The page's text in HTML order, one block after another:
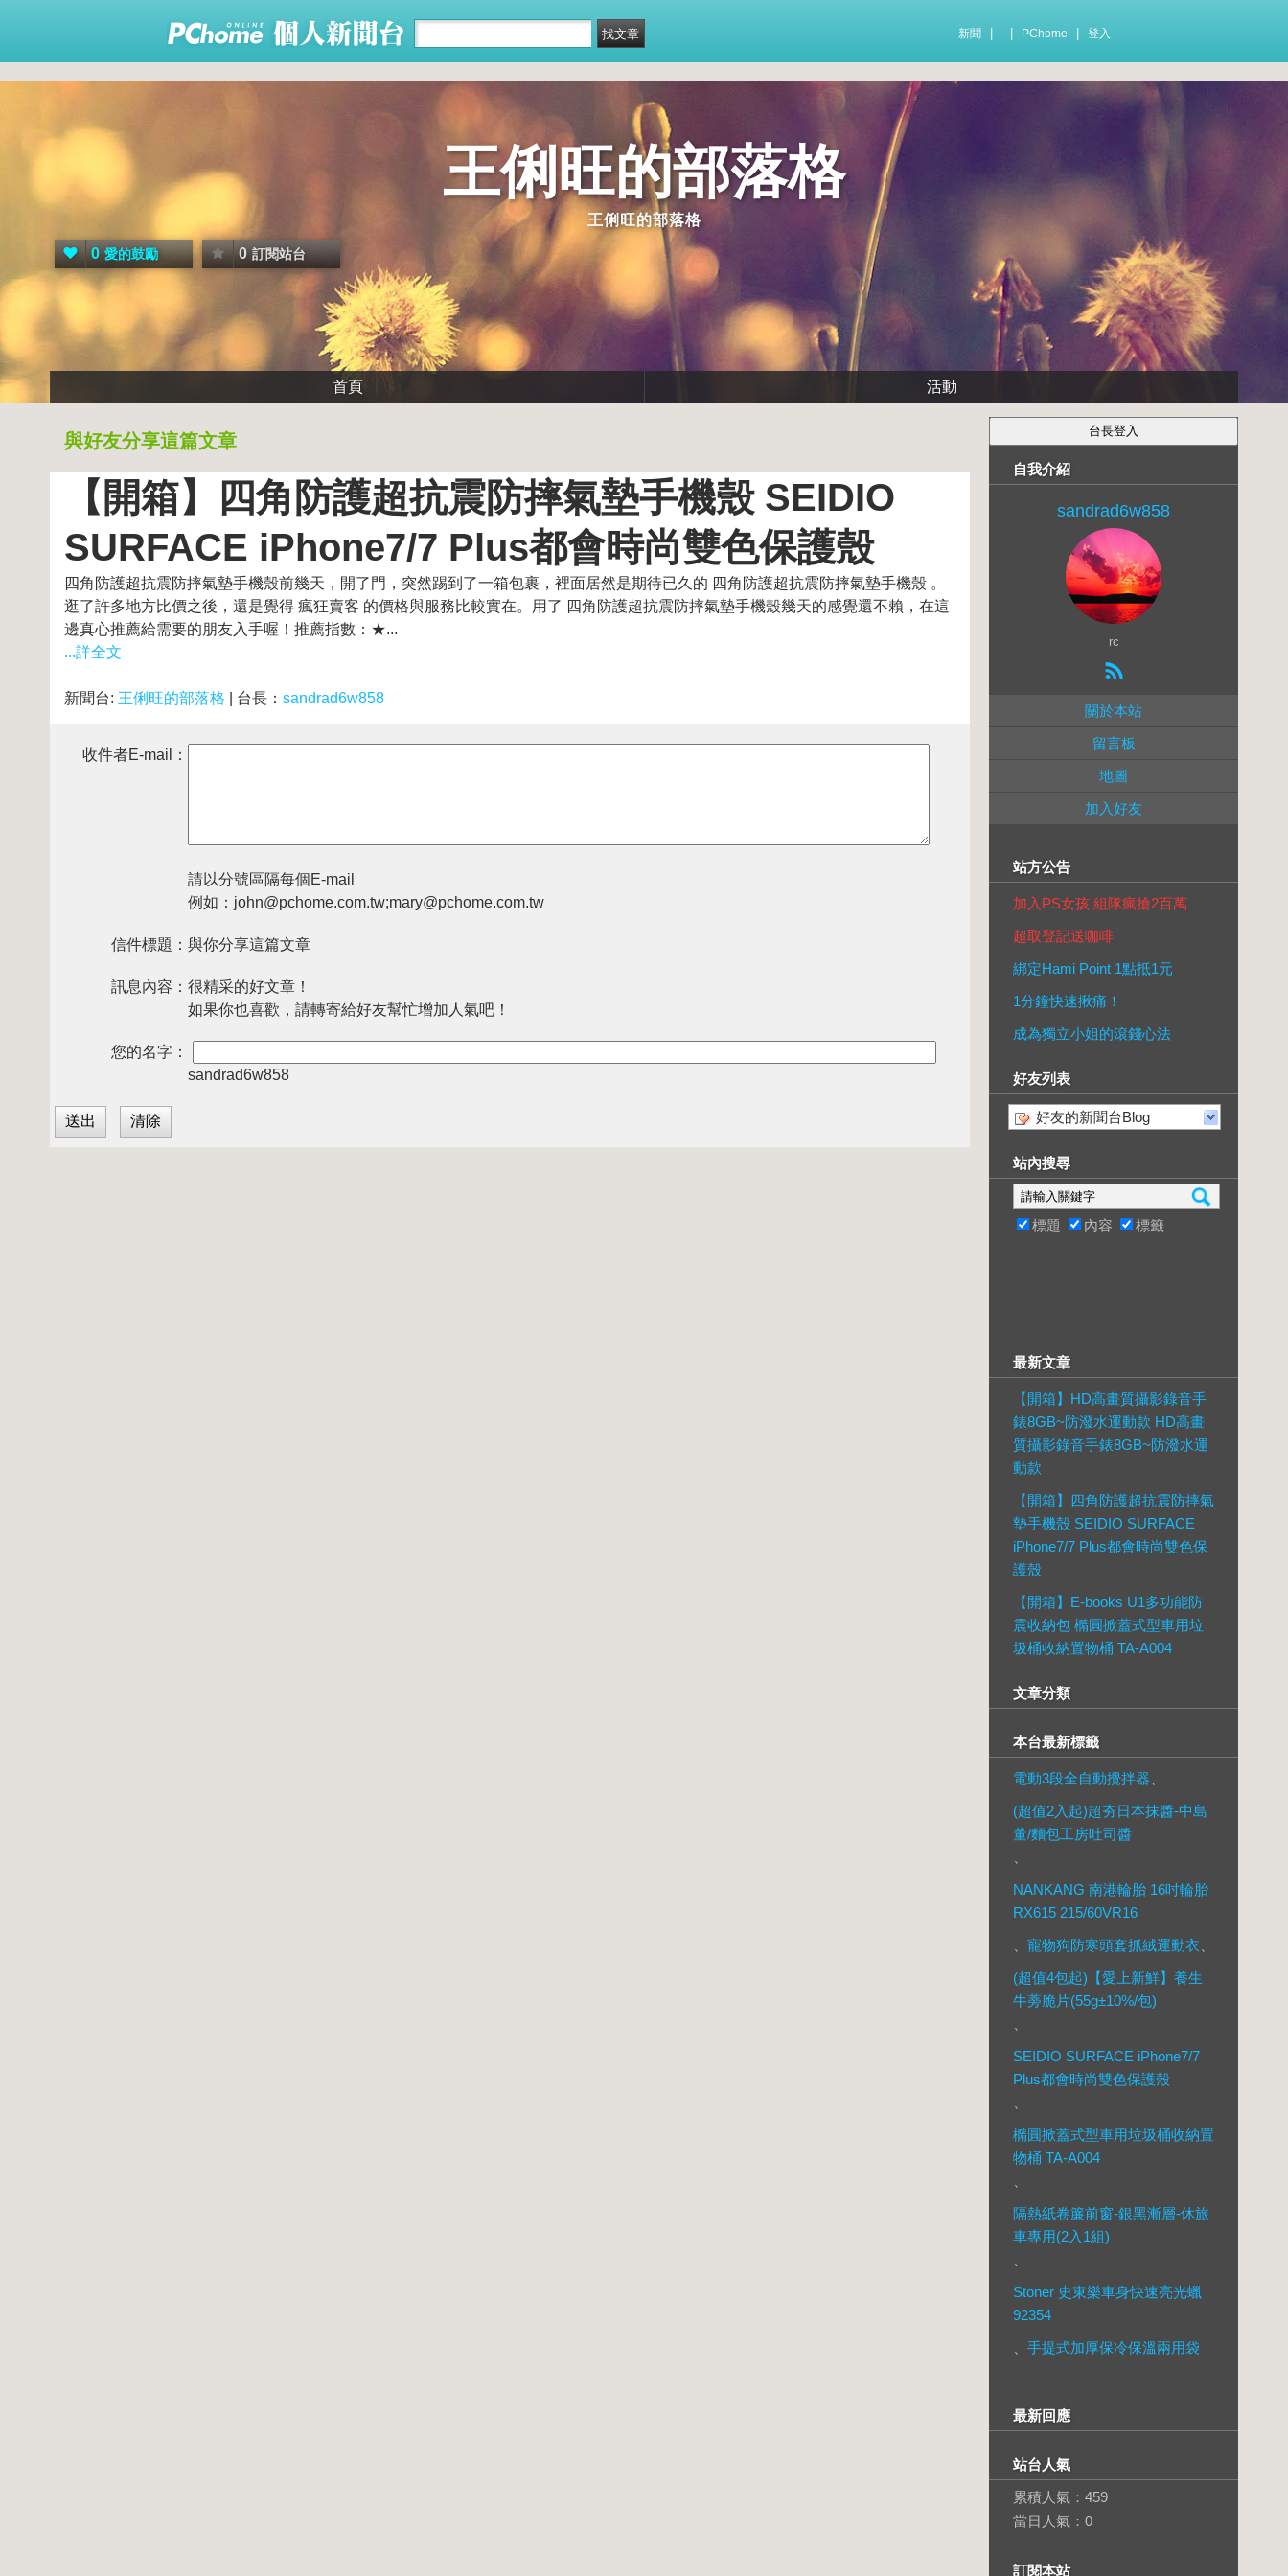
新聞 PChome 登入
王俐旺的部落格
王俐旺的部落格
0 愛的鼓勵 0 訂閱站台
首頁 活動
與好友分享這篇文章
【開箱】四角防護超抗震防摔氣墊手機殼 SEIDIO
SURFACE iPhone7/7 Plus都會時尚雙色保護殼
四角防護超抗震防摔氣墊手機殼前幾天，開了門，突然踢到了一箱包裹，裡面居然是期待已久的 四角防護超抗震防摔氣墊手機殼 。
逛了許多地方比價之後，還是覺得 瘋狂賣客 的價格與服務比較實在。用了 四角防護超抗震防摔氣墊手機殼幾天的感覺還不賴，在這
邊真心推薦給需要的朋友入手喔！推薦指數：★...
...詳全文
新聞台: 王俐旺的部落格 | 台長： sandrad6w858
收件者E-mail：
請以分號區隔每個E-mail
例如：john@pchome.com.tw;mary@pchome.com.tw
信件標題： 與你分享這篇文章
訊息內容： 很精采的好文章！
如果你也喜歡，請轉寄給好友幫忙增加人氣吧！
您的名字：
sandrad6w858
自我介紹
sandrad6w858
rc
關於本站
留言板
地圖
加入好友
站方公告
加入PS女孩 組隊瘋搶2百萬
超取登記送咖啡
綁定Hami Point 1點抵1元
1分鐘快速揪痛！
成為獨立小姐的滾錢心法
好友列表
好友的新聞台Blog
站內搜尋
標題 內容 標籤
最新文章
【開箱】HD高畫質攝影錄音手
錶8GB~防潑水運動款 HD高畫
質攝影錄音手錶8GB~防潑水運
動款
【開箱】四角防護超抗震防摔氣
墊手機殼 SEIDIO SURFACE
iPhone7/7 Plus都會時尚雙色保
護殼
【開箱】E-books U1多功能防
震收納包 橢圓掀蓋式型車用垃
圾桶收納置物桶 TA-A004
文章分類
本台最新標籤
電動3段全自動攪拌器
(超值2入起)超夯日本抹醬-中島
董/麵包工房吐司醬
NANKANG 南港輪胎 16吋輪胎
RX615 215/60VR16
寵物狗防寒頭套抓絨運動衣
(超值4包起)【愛上新鮮】養生
牛蒡脆片(55g±10%/包)
SEIDIO SURFACE iPhone7/7
Plus都會時尚雙色保護殼
橢圓掀蓋式型車用垃圾桶收納置
物桶 TA-A004
隔熱紙卷簾前窗-銀黑漸層-休旅
車專用(2入1組)
Stoner 史東樂車身快速亮光蠟
92354
手提式加厚保冷保溫兩用袋
最新回應
站台人氣
累積人氣： 459
當日人氣： 0
訂閱本站